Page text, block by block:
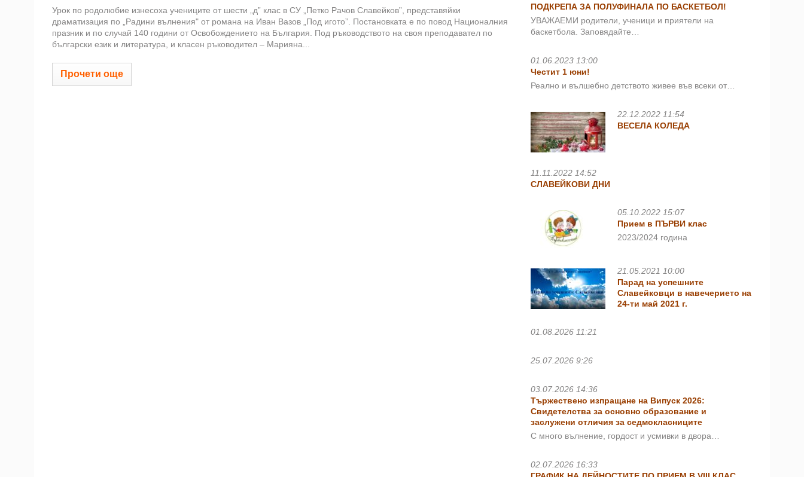
Урок по родолюбие изнесоха учениците от шести „д” клас в СУ „Петко Рачов Славейков”, представяйки
драматизация по „Радини вълнения" от романа на Иван Вазов „Под игото”. Постановката е по повод Националния
празник и по случай 140 години от Освобождението на България. Под ръководството на своя преподавател по
български език и литература, и класен ръководител – Марияна...
Прочети още
ПОДКРЕПА ЗА ПОЛУФИНАЛА ПО БАСКЕТБОЛ!
УВАЖАЕМИ родители, ученици и приятели на
баскетбола. Заповядайте…
01.06.2023 13:00
Честит 1 юни!
Реално и вълшебно детството живее във всеки от…
22.12.2022 11:54
ВЕСЕЛА КОЛЕДА
11.11.2022 14:52
СЛАВЕЙКОВИ ДНИ
05.10.2022 15:07
Прием в ПЪРВИ клас
2023/2024 година
21.05.2021 10:00
Парад на успешните
Славейковци в навечерието на
24-ти май 2021 г.
01.08.2026 11:21
25.07.2026 9:26
03.07.2026 14:36
Тържествено изпращане на Випуск 2026:
Свидетелства за основно образование и
заслужени отличия за седмокласниците
С много вълнение, гордост и усмивки в двора…
02.07.2026 16:33